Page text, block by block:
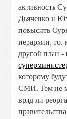
активность
Дьяченко и
повысить
иерархии, то,
другой план -
которому
СМИ. Тем не
вряд ли